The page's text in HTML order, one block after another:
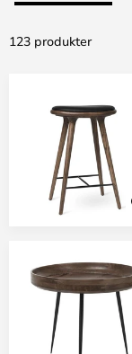
123 produkter